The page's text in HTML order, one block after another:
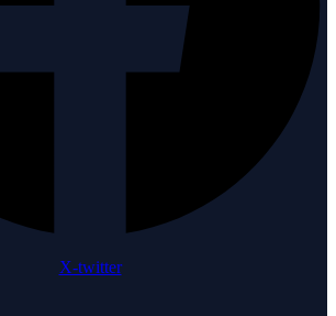
X-twitter